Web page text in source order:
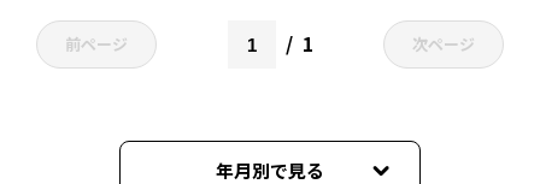
前ページ 1 次ページ
年月別で見る